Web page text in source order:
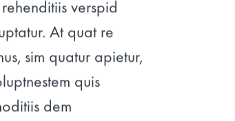
verspid
At quat re
sim quatur apietur,
quis
dem